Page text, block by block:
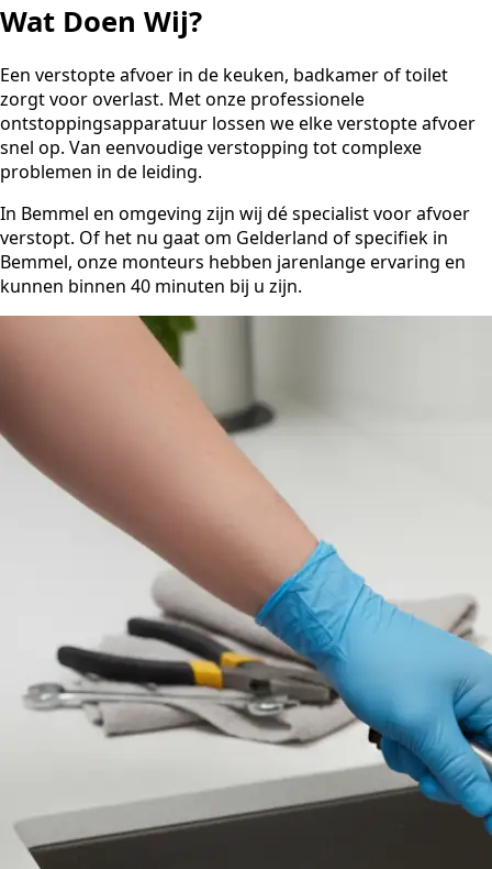
Wat Doen Wij?
Een verstopte afvoer in de keuken, badkamer of toilet
zorgt voor overlast. Met onze professionele
ontstoppingsapparatuur lossen we elke verstopte afvoer
snel op. Van eenvoudige verstopping tot complexe
problemen in de leiding.
In Bemmel en omgeving zijn wij dé specialist voor afvoer
verstopt. Of het nu gaat om Gelderland of specifiek in
Bemmel, onze monteurs hebben jarenlange ervaring en
kunnen binnen 40 minuten bij u zijn.